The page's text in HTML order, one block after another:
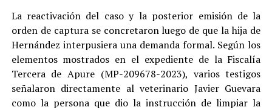
La reactivación del caso y la posterior emisión de la
orden de captura se concretaron luego de que la hija de
Hernández interpusiera una demanda formal. Según los
elementos mostrados en el expediente de la Fiscalía
Tercera de Apure (MP-209678-2023), varios testigos
señalaron directamente al veterinario Javier Guevara
como la persona que dio la instrucción de limpiar la